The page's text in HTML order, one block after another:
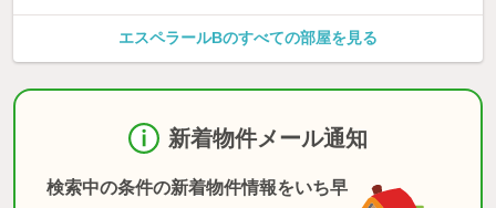
エスペラールBのすべての部屋を見る
新着物件メール通知
検索中の条件の新着物件情報をいち早